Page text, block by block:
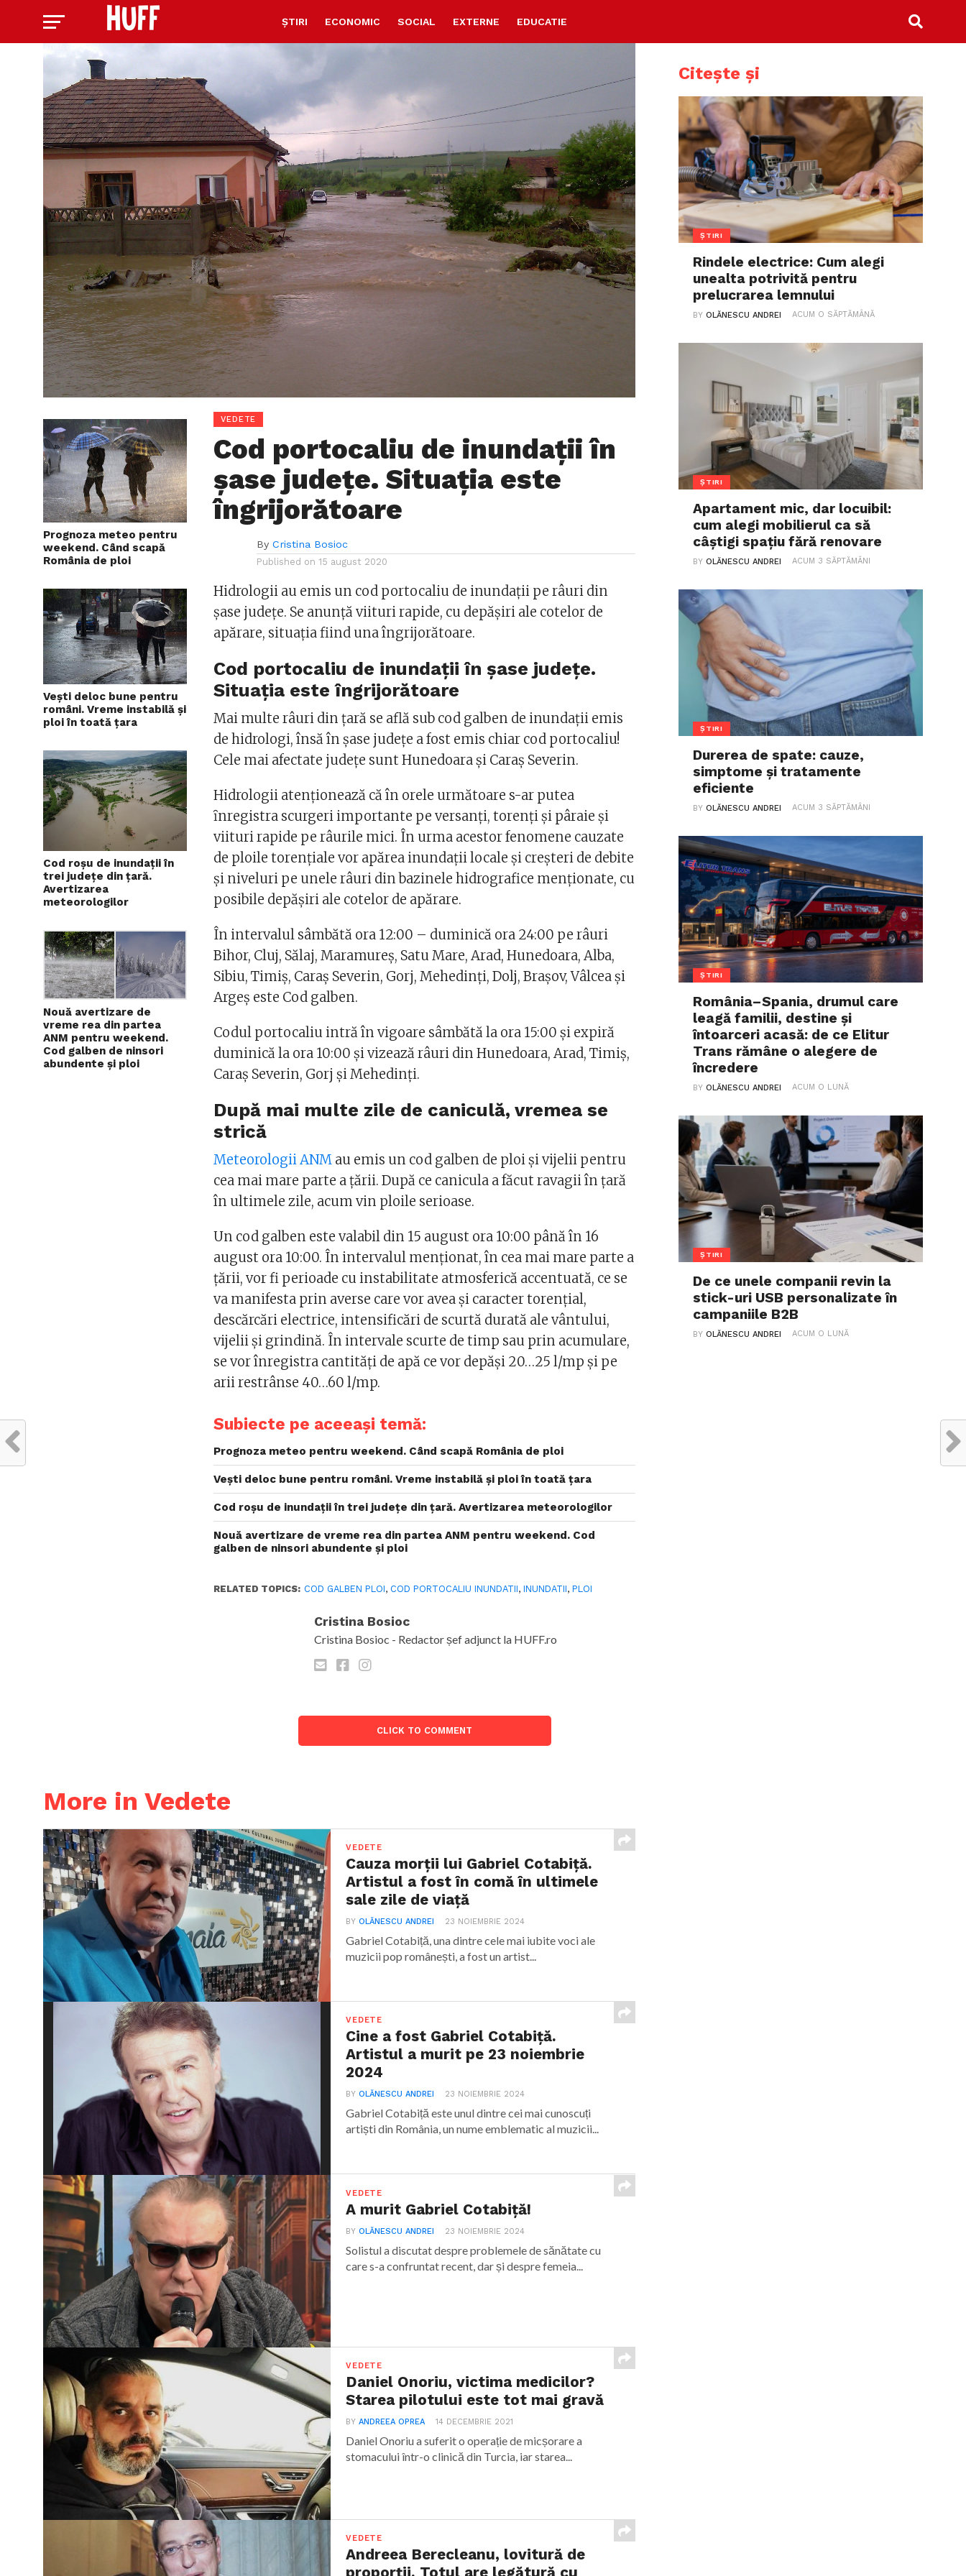
ȘTIRI ECONOMIC SOCIAL EXTERNE EDUCATIE
Prognoza meteo pentru
weekend. Când scapă
România de ploi
Vești deloc bune pentru
români. Vreme instabilă și
ploi în toată țara
Cod roșu de inundații în
trei județe din țară.
Avertizarea
meteorologilor
Nouă avertizare de
vreme rea din partea
ANM pentru weekend.
Cod galben de ninsori
abundente și ploi
VEDETE
Cod portocaliu de inundații în
șase județe. Situația este
îngrijorătoare
By Cristina Bosioc
Published on 15 august 2020
Hidrologii au emis un cod portocaliu de inundații pe râuri din
șase județe. Se anunță viituri rapide, cu depășiri ale cotelor de
apărare, situația fiind una îngrijorătoare.
Cod portocaliu de inundații în șase județe.
Situația este îngrijorătoare
Mai multe râuri din țară se află sub cod galben de inundații emis
de hidrologi, însă în șase județe a fost emis chiar cod portocaliu!
Cele mai afectate județe sunt Hunedoara și Caraș Severin.
Hidrologii atenționează că în orele următoare s-ar putea
ȋnregistra scurgeri importante pe versanţi, torenţi şi pâraie și
viituri rapide pe râurile mici. În urma acestor fenomene cauzate
de ploile torențiale vor apărea inundaţii locale şi creşteri de debite
şi niveluri pe unele râuri din bazinele hidrografice menţionate, cu
posibile depăşiri ale cotelor de apărare.
În intervalul sâmbătă ora 12:00 – duminică ora 24:00 pe râuri
Bihor, Cluj, Sălaj, Maramureş, Satu Mare, Arad, Hunedoara, Alba,
Sibiu, Timiş, Caraş Severin, Gorj, Mehedinţi, Dolj, Braşov, Vâlcea și
Argeş este Cod galben.
Codul portocaliu intră în vigoare sâmbătă la ora 15:00 și expiră
duminică la ora 10:00 și vizează râuri din Hunedoara, Arad, Timiş,
Caraş Severin, Gorj şi Mehedinţi.
După mai multe zile de caniculă, vremea se
strică
Meteorologii ANM au emis un cod galben de ploi și vijelii pentru
cea mai mare parte a țării. După ce canicula a făcut ravagii în țară
în ultimele zile, acum vin ploile serioase.
Un cod galben este valabil din 15 august ora 10:00 până în 16
august ora 10:00. În intervalul menționat, în cea mai mare parte a
țării, vor fi perioade cu instabilitate atmosferică accentuată, ce se
va manifesta prin averse care vor avea și caracter torențial,
descărcări electrice, intensificări de scurtă durată ale vântului,
vijelii și grindină. În intervale scurte de timp sau prin acumulare,
se vor înregistra cantități de apă ce vor depăși 20…25 l/mp și pe
arii restrânse 40…60 l/mp.
Subiecte pe aceeași temă:
Prognoza meteo pentru weekend. Când scapă România de ploi
Vești deloc bune pentru români. Vreme instabilă și ploi în toată țara
Cod roșu de inundații în trei județe din țară. Avertizarea meteorologilor
Nouă avertizare de vreme rea din partea ANM pentru weekend. Cod
galben de ninsori abundente și ploi
RELATED TOPICS: COD GALBEN PLOI, COD PORTOCALIU INUNDATII,INUNDATII,PLOI
Cristina Bosioc
Cristina Bosioc - Redactor șef adjunct la HUFF.ro
CLICK TO COMMENT
More in Vedete
VEDETE
Cauza morții lui Gabriel Cotabiță.
Artistul a fost în comă în ultimele
sale zile de viață
BYOLĂNESCU ANDREI 23 NOIEMBRIE 2024
Gabriel Cotabiță, una dintre cele mai iubite voci ale
muzicii pop românești, a fost un artist...
VEDETE
Cine a fost Gabriel Cotabiță.
Artistul a murit pe 23 noiembrie
2024
BYOLĂNESCU ANDREI 23 NOIEMBRIE 2024
Gabriel Cotabiță este unul dintre cei mai cunoscuți
artiști din România, un nume emblematic al muzicii...
VEDETE
A murit Gabriel Cotabiță!
BYOLĂNESCU ANDREI 23 NOIEMBRIE 2024
Solistul a discutat despre problemele de sănătate cu
care s-a confruntat recent, dar și despre femeia...
VEDETE
Daniel Onoriu, victima medicilor?
Starea pilotului este tot mai gravă
BYANDREEA OPREA 14 DECEMBRIE 2021
Daniel Onoriu a suferit o operație de micșorare a
stomacului într-o clinică din Turcia, iar starea...
VEDETE
Andreea Berecleanu, lovitură de
proporții. Totul are legătură cu
Citește și
ȘTIRI
Rindele electrice: Cum alegi
unealta potrivită pentru
prelucrarea lemnului
BYOLĂNESCU ANDREI ACUM O SĂPTĂMÂNĂ
ȘTIRI
Apartament mic, dar locuibil:
cum alegi mobilierul ca să
câștigi spațiu fără renovare
BYOLĂNESCU ANDREI ACUM 3 SĂPTĂMÂNI
ȘTIRI
Durerea de spate: cauze,
simptome și tratamente
eficiente
BYOLĂNESCU ANDREI ACUM 3 SĂPTĂMÂNI
ȘTIRI
România–Spania, drumul care
leagă familii, destine și
întoarceri acasă: de ce Elitur
Trans rămâne o alegere de
încredere
BYOLĂNESCU ANDREI ACUM O LUNĂ
ȘTIRI
De ce unele companii revin la
stick-uri USB personalizate în
campaniile B2B
BYOLĂNESCU ANDREI ACUM O LUNĂ